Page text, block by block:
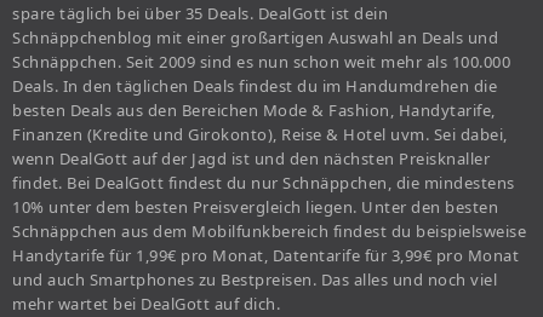
spare täglich bei über 35 Deals. DealGott ist dein
Schnäppchenblog mit einer großartigen Auswahl an Deals und
Schnäppchen. Seit 2009 sind es nun schon weit mehr als 100.000
Deals. In den täglichen Deals findest du im Handumdrehen die
besten Deals aus den Bereichen Mode & Fashion, Handytarife,
Finanzen (Kredite und Girokonto), Reise & Hotel uvm. Sei dabei,
wenn DealGott auf der Jagd ist und den nächsten Preisknaller
findet. Bei DealGott findest du nur Schnäppchen, die mindestens
10% unter dem besten Preisvergleich liegen. Unter den besten
Schnäppchen aus dem Mobilfunkbereich findest du beispielsweise
Handytarife für 1,99€ pro Monat, Datentarife für 3,99€ pro Monat
und auch Smartphones zu Bestpreisen. Das alles und noch viel
mehr wartet bei DealGott auf dich.